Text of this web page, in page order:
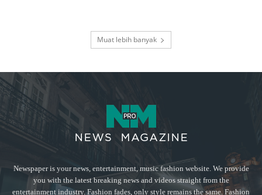
Muat lebih banyak
Newspaper is your news, entertainment, music fashion website. We provide
you with the latest breaking news and videos straight from the
entertainment industry. Fashion fades, only style remains the same. Fashion